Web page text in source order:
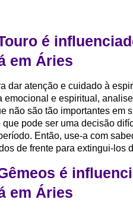
é
em Áries
dar atenção e cuidado à
emocional e espiritual,
não são tão importantes em
que pode ser uma decisão
Então, use-a com
de frente para extingui-los
é
em Áries